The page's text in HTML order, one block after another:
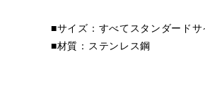
■サイズ：すべてスタンダードサ
■材質：ステンレス鋼